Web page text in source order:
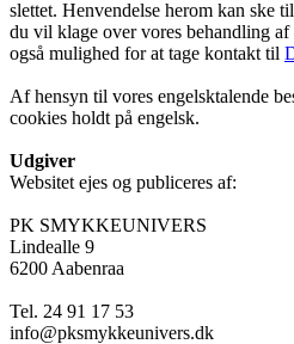
slettet. Henvendelse herom kan ske
du vil klage over vores behandling
også mulighed for at tage kontakt til
Af hensyn til vores engelsktalende
cookies holdt på engelsk.
Udgiver
Websitet ejes og publiceres af:
PK SMYKKEUNIVERS
Lindealle 9
6200 Aabenraa
Tel. 24 91 17 53
info@pksmykkeunivers.dk